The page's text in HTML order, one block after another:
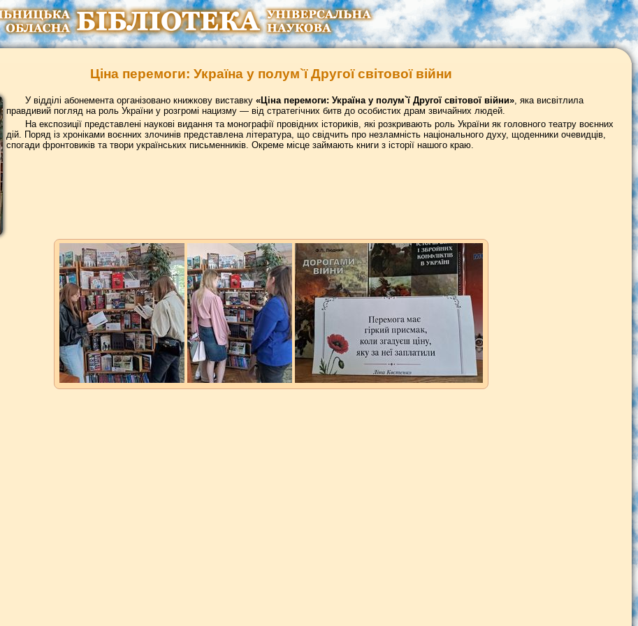
Ціна перемоги: Україна у полум`ї Другої світової війни
У відділі абонемента організовано книжкову виставку «Ціна перемоги: Україна у полум`ї Другої світової війни», яка висвітлила
правдивий погляд на роль України у розгромі нацизму — від стратегічних битв до особистих драм звичайних людей.
На експозиції представлені наукові видання та монографії провідних істориків, які розкривають роль України як головного театру воєнних
дій. Поряд із хроніками воєнних злочинів представлена література, що свідчить про незламність національного духу, щоденники очевидців,
спогади фронтовиків та твори українських письменників. Окреме місце займають книги з історії нашого краю.